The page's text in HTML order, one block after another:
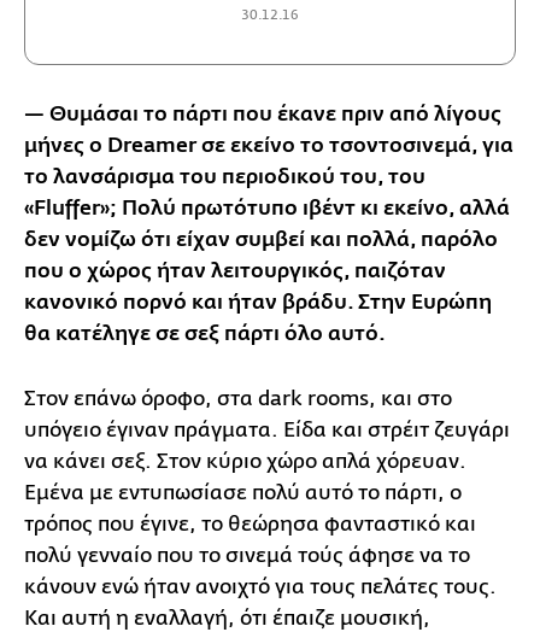
30.12.16
— Θυμάσαι το πάρτι που έκανε πριν από λίγους
μήνες ο Dreamerσε εκείνο το τσοντοσινεμά, για
το λανσάρισμα του περιοδικού του, του
«Fluffer»; Πολύ πρωτότυπο ιβέντ κι εκείνο, αλλά
δεν νομίζω ότι είχαν συμβεί και πολλά, παρόλο
που ο χώρος ήταν λειτουργικός, παιζόταν
κανονικό πορνό και ήταν βράδυ. Στην Ευρώπη
θα κατέληγε σε σεξ πάρτι όλο αυτό.
Στον επάνω όροφο, στα dark rooms, και στο
υπόγειο έγιναν πράγματα. Είδα και στρέιτ ζευγάρι
να κάνει σεξ. Στον κύριο χώρο απλά χόρευαν.
Εμένα με εντυπωσίασε πολύ αυτό το πάρτι, ο
τρόπος που έγινε, το θεώρησα φανταστικό και
πολύ γενναίο που το σινεμά τούς άφησε να το
κάνουν ενώ ήταν ανοιχτό για τους πελάτες τους.
Και αυτή η εναλλαγή, ότι έπαιζε μουσική,